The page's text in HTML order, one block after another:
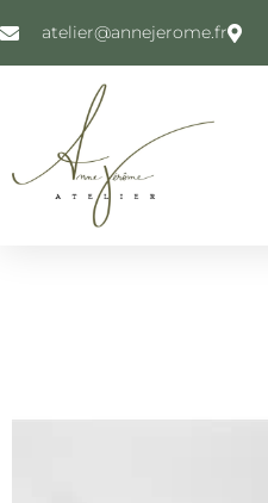
atelier@annejerome.fr